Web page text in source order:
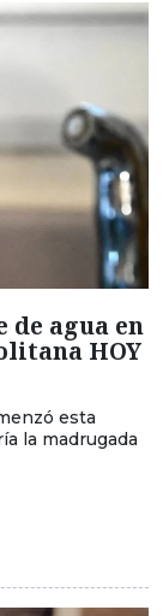
de agua en
HOY
esta
la madrugada